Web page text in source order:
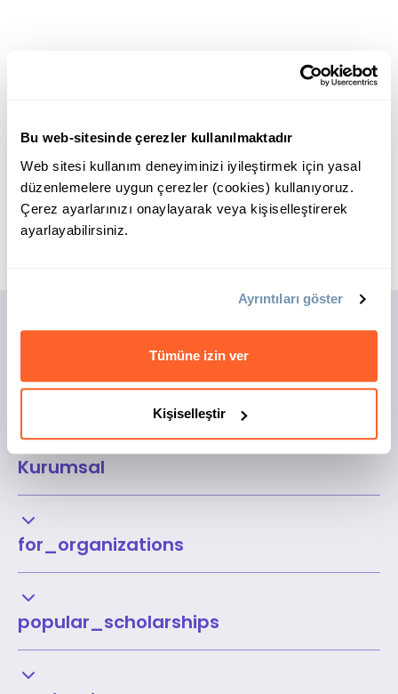
Bu web-sitesinde çerezler kullanılmaktadır
Web sitesi kullanım deneyiminizi iyileştirmek için yasal
düzenlemelere uygun çerezler (cookies) kullanıyoruz.
Çerez ayarlarınızı onaylayarak veya kişiselleştirerek
ayarlayabilirsiniz.
Ayrıntıları göster
Tümüne izin ver
Kişiselleştir
Kurumsal
for_organizations
popular_scholarships